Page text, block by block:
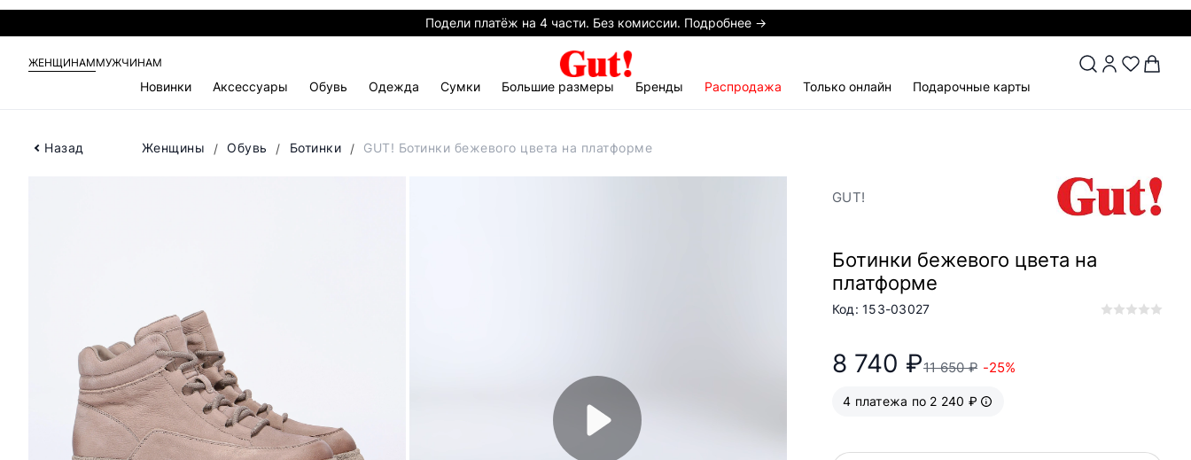
Подели платёж на 4 части. Без комиссии. Подробнее →
ЖЕНЩИНАММУЖЧИНАМ
Новинки Аксессуары Обувь Одежда Сумки Большие размеры Бренды Распродажа Только онлайн Подарочные карты
Назад Женщины Обувь Ботинки GUT! Ботинки бежевого цвета на платформе
GUT!
Ботинки бежевого цвета на
платформе
Код: 153-03027
8 740 ₽11 650 ₽ -25%
4 платежа по 2 240 ₽